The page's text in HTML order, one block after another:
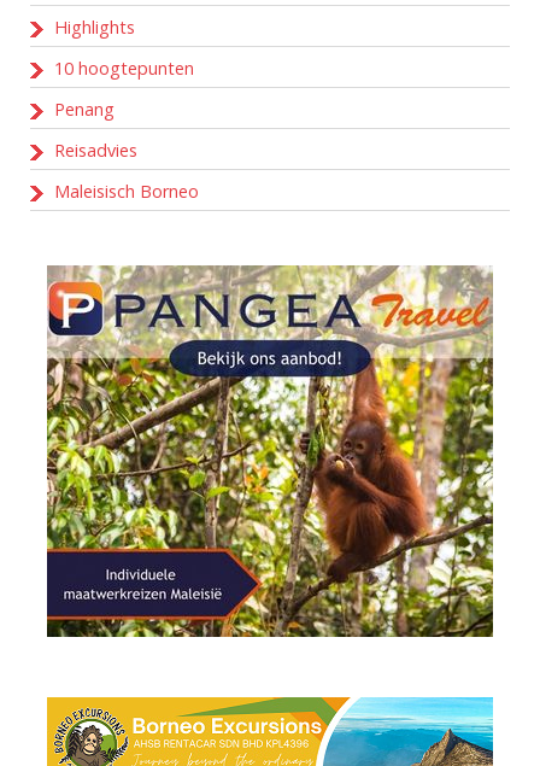
Highlights
10 hoogtepunten
Penang
Reisadvies
Maleisisch Borneo